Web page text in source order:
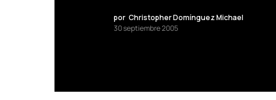
por Christopher Domínguez Michael
30 septiembre 2005